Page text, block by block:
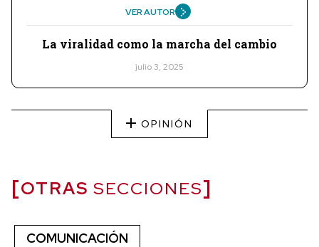
VER AUTOR
La viralidad como la marcha del cambio
julio 3, 2025
OPINIÓN
OTRAS SECCIONES
COMUNICACIÓN